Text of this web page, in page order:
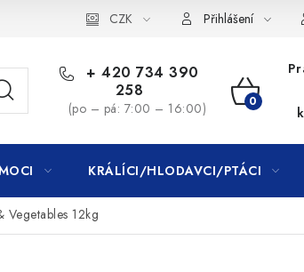
CZK Přihlášení
+ 420 734 390
258
(po – pá: 7:00 – 16:00)
KOŠÍK
KRÁLÍCI/HLODAVCI/PTÁCI
12kg